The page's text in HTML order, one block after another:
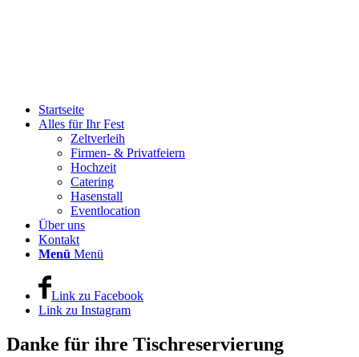
Startseite
Alles für Ihr Fest
Zeltverleih
Firmen- & Privatfeiern
Hochzeit
Catering
Hasenstall
Eventlocation
Über uns
Kontakt
Menü Menü
Link zu Facebook
Link zu Instagram
Danke für ihre Tischreservierung